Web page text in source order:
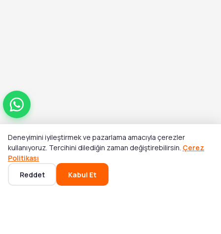
Toplam
₺4.467,65 Stok Yok
Ana Sayfa Kategoriler Sepet
Deneyimini iyileştirmek ve pazarlama amacıyla çerezler
kullanıyoruz. Tercihini dilediğin zaman değiştirebilirsin. Çerez
Politikası
Reddet
Kabul Et